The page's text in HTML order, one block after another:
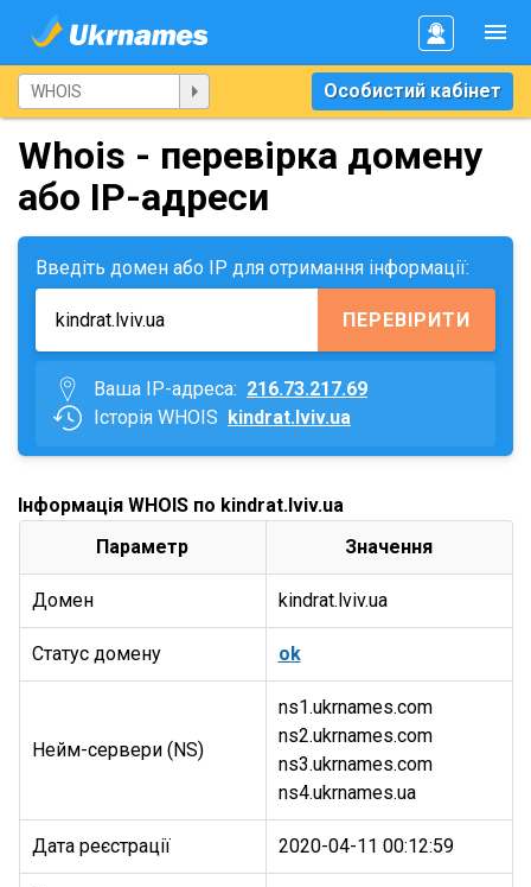
Особистий кабінет
Whois - перевірка домену
або IP-адреси
Введіть домен або IP для отримання інформації:
ПЕРЕВІРИТИ
Ваша IP-адреса: 216.73.217.69
Історія WHOIS kindrat.lviv.ua
Інформація WHOIS по kindrat.lviv.ua
Параметр
Значення
Домен kindrat.lviv.ua
Статус домену ok
Нейм-сервери (NS)
ns1.ukrnames.com
ns2.ukrnames.com
ns3.ukrnames.com
Дата реєстрації 2020-04-11 00:12:59